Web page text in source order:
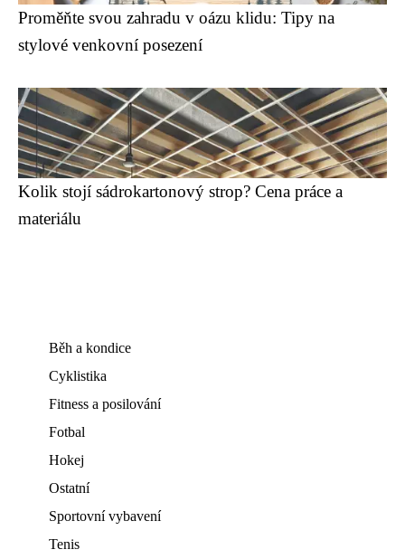
Proměňte svou zahradu v oázu klidu: Tipy na
stylové venkovní posezení
Kolik stojí sádrokartonový strop? Cena práce a
materiálu
Běh a kondice
Cyklistika
Fitness a posilování
Fotbal
Hokej
Ostatní
Sportovní vybavení
Tenis